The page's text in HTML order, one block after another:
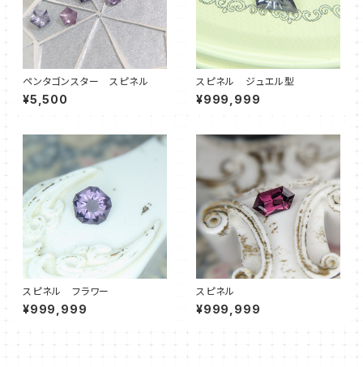
ペンタゴンスター スピネル
¥5,500
スピネル ジュエル型
¥999,999
スピネル フラワー
¥999,999
スピネル
¥999,999